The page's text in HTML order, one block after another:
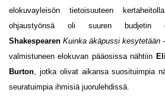
elokuvayleisön tietoisuuteen
ohjaustyönsä oli suuren budjetin
Shakespearen Kuinka äkäpussi kesytetään
valmistuneen elokuvan pääosissa nähtiin
Burton , jotka olivat aikansa suosituimpia
seuratuimpia ihmisiä juorulehdissä.